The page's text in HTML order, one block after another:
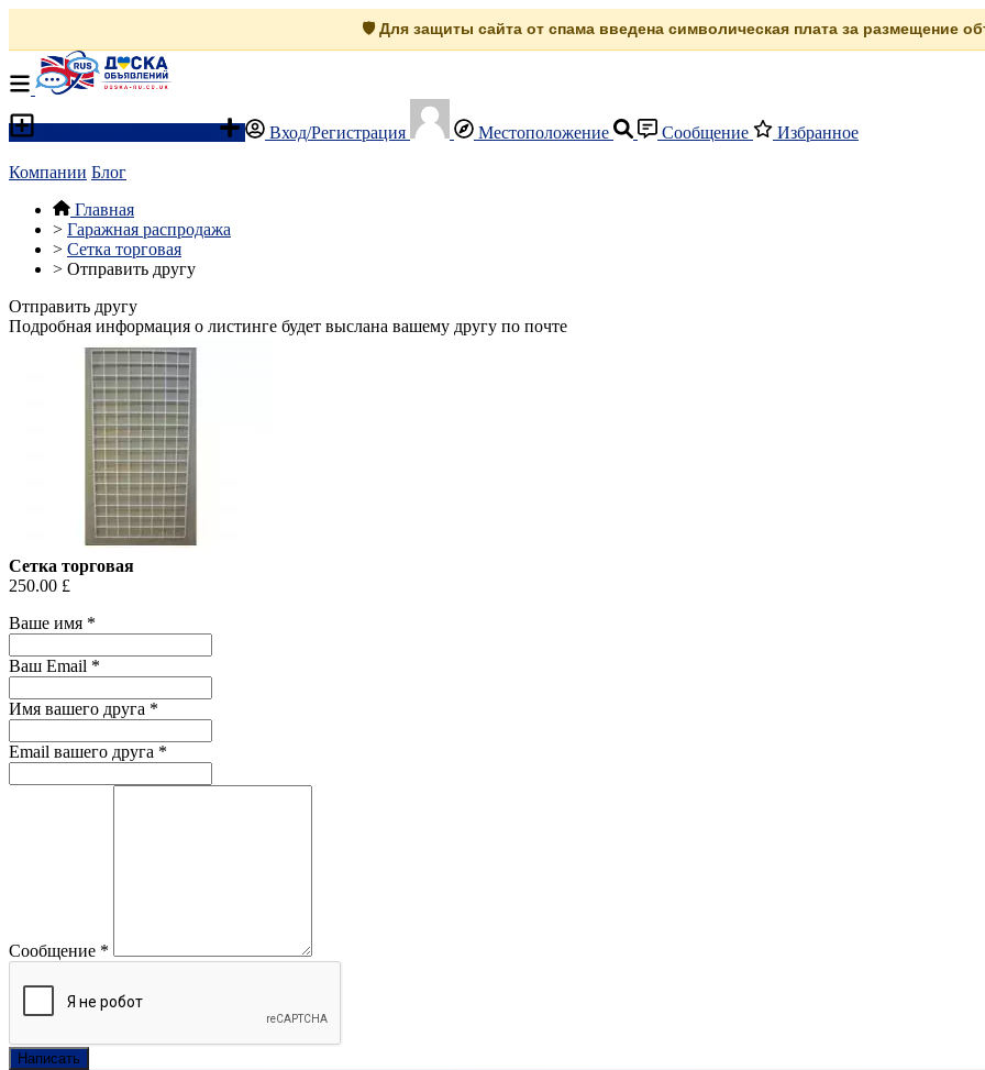
🛡️ Для защиты сайта от спама введена символическая плата за размещение
Вход/Регистрация Местоположение Сообщение Избранное
Компании Блог
Главная
> Гаражная распродажа
> Сетка торговая
> Отправить другу
Отправить другу
Подробная информация о листинге будет выслана вашему другу по почте
Сетка торговая
250.00 £
Ваше имя *
Ваш Email *
Имя вашего друга *
Email вашего друга *
Сообщение *
Написать